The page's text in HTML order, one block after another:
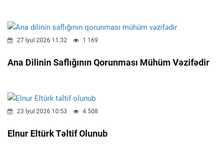
27 İyul 2026 11:32 1 169
Ana Dilinin Saflığının Qorunması Mühüm Vəzifədir
23 İyul 2026 10:53 4 508
Elnur Eltürk Təltif Olunub